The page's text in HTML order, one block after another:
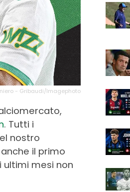
- Gribaudi/Imagephoto
. Tutti i
nostro
il primo
mesi non